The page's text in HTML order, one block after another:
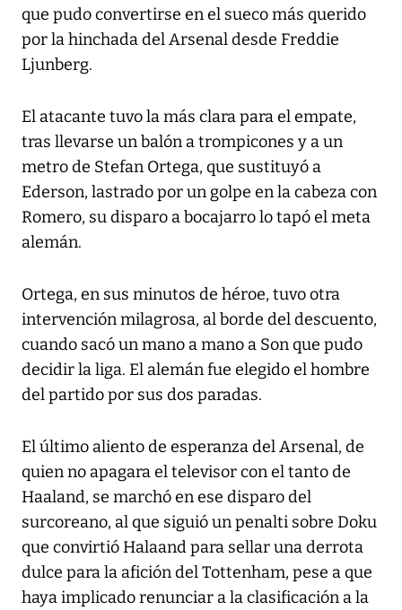
que pudo convertirse en el sueco más querido
por la hinchada del Arsenal desde Freddie
Ljunberg.
El atacante tuvo la más clara para el empate,
tras llevarse un balón a trompicones y a un
metro de Stefan Ortega, que sustituyó a
Ederson, lastrado por un golpe en la cabeza con
Romero, su disparo a bocajarro lo tapó el meta
alemán.
Ortega, en sus minutos de héroe, tuvo otra
intervención milagrosa, al borde del descuento,
cuando sacó un mano a mano a Son que pudo
decidir la liga. El alemán fue elegido el hombre
del partido por sus dos paradas.
El último aliento de esperanza del Arsenal, de
quien no apagara el televisor con el tanto de
Haaland, se marchó en ese disparo del
surcoreano, al que siguió un penalti sobre Doku
que convirtió Halaand para sellar una derrota
dulce para la afición del Tottenham, pese a que
haya implicado renunciar a la clasificación a la